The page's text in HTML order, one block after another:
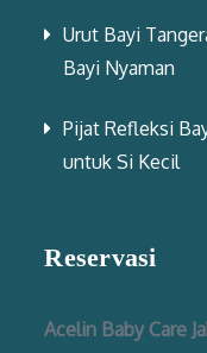
Urut Bayi
Bayi Nyaman
Pijat Refleksi
untuk Si Kecil
Reservasi
Acelin Baby Care